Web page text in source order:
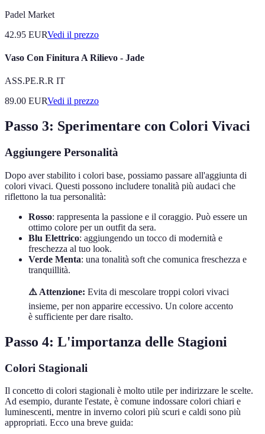
Padel Market
42.95 EURVedi il prezzo
Vaso Con Finitura A Rilievo - Jade
ASS.PE.R.R IT
89.00 EURVedi il prezzo
Passo 3: Sperimentare con Colori Vivaci
Aggiungere Personalità
Dopo aver stabilito i colori base, possiamo passare all'aggiunta di
colori vivaci. Questi possono includere tonalità più audaci che
riflettono la tua personalità:
Rosso: rappresenta la passione e il coraggio. Può essere un
ottimo colore per un outfit da sera.
Blu Elettrico: aggiungendo un tocco di modernità e
freschezza al tuo look.
Verde Menta: una tonalità soft che comunica freschezza e
tranquillità.
⚠️ Attenzione: Evita di mescolare troppi colori vivaci
insieme, per non apparire eccessivo. Un colore accento
è sufficiente per dare risalto.
Passo 4: L'importanza delle Stagioni
Colori Stagionali
Il concetto di colori stagionali è molto utile per indirizzare le scelte.
Ad esempio, durante l'estate, è comune indossare colori chiari e
luminescenti, mentre in inverno colori più scuri e caldi sono più
appropriati. Ecco una breve guida: